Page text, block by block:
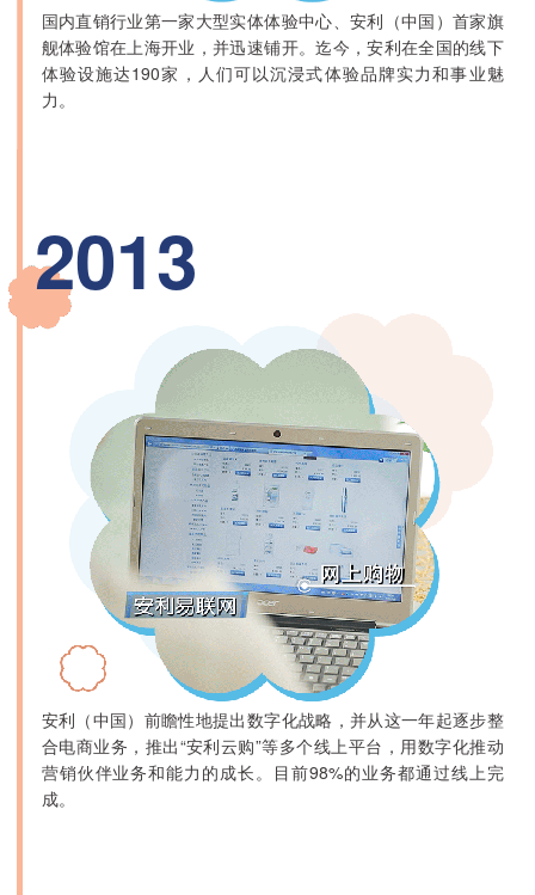
国内直销行业第一家大型实体体验中心、安利（中国）首家旗
舰体验馆在上海开业，并迅速铺开。迄今，安利在全国的线下
体验设施达190家，人们可以沉浸式体验品牌实力和事业魅
力。
2013
安利（中国）前瞻性地提出数字化战略，并从这一年起逐步整
合电商业务，推出“安利云购”等多个线上平台，用数字化推动
营销伙伴业务和能力的成长。目前98%的业务都通过线上完
成。